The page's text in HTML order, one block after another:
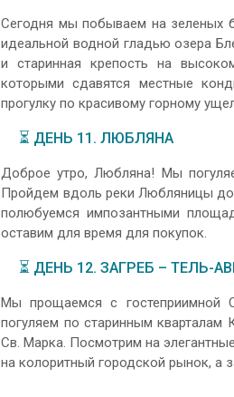
Сегодня мы побываем на зеленых
идеальной водной гладью озера
и старинная крепость на
которыми сдавятся местные
прогулку по красивому горному
⏳ ДЕНЬ 11. ЛЮБЛЯНА
Доброе утро, Любляна! Мы
Пройдем вдоль реки Любляницы
полюбуемся импозантными
оставим для время для покупок.
⏳ ДЕНЬ 12. ЗАГРЕБ – ТЕЛЬ-
Мы прощаемся с гостеприимной
погуляем по старинным
Св. Марка. Посмотрим на
на колоритный городской рынок, а